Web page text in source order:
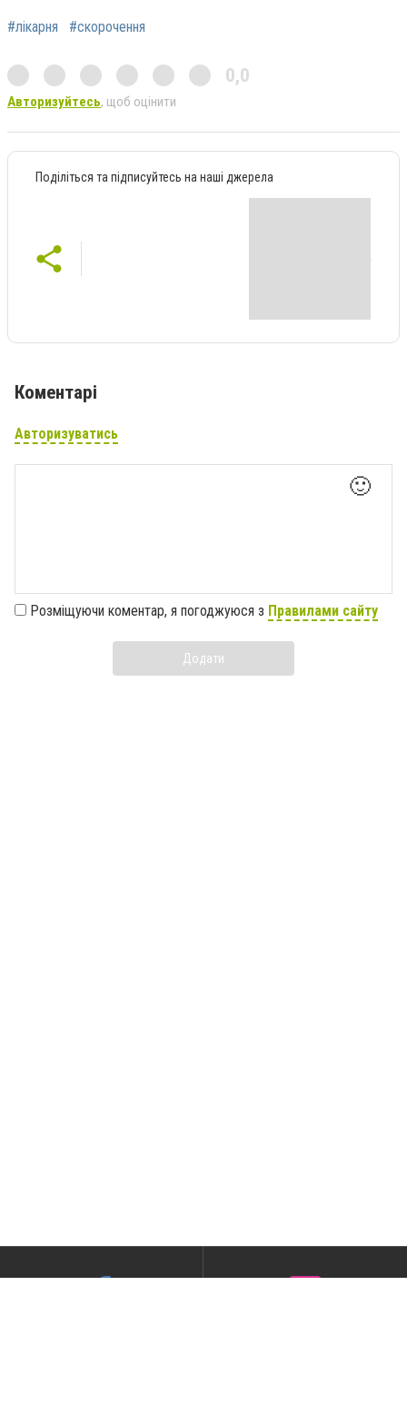
#лікарня #скорочення
0,0
Авторизуйтесь, щоб оцінити
Поділіться та підписуйтесь на наші джерела
Коментарі
Авторизуватись
🙂
Розміщуючи коментар, я погоджуюся з Правилами сайту
Додати